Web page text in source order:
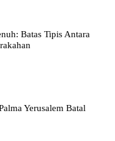
Batas Tipis Antara
Yerusalem Batal